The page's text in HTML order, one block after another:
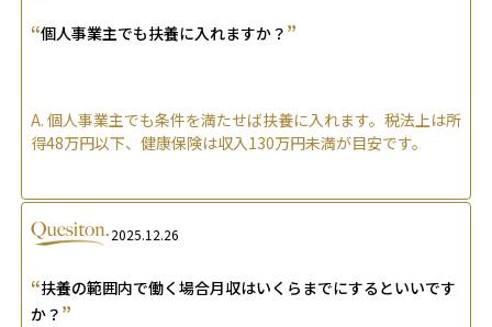
“個人事業主でも扶養に入れますか？ ”
A. 個人事業主でも条件を満たせば扶養に入れます。税法上は所
得48万円以下、健康保険は収入130万円未満が目安です。
2025.12.26
“扶養の範囲内で働く場合月収はいくらまでにするといいです
か？ ”